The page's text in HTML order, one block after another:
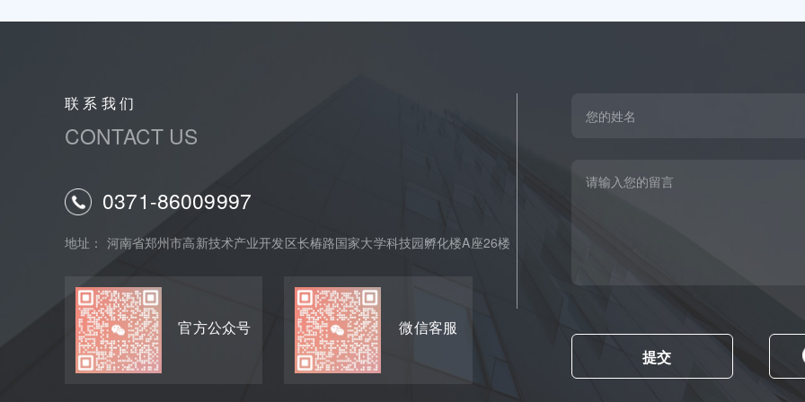
联 系 我 们
CONTACT US
0371-86009997
地址： 河南省郑州市高新技术产业开发区长椿路国家大学科技园孵化楼A座26楼
官方公众号 微信客服